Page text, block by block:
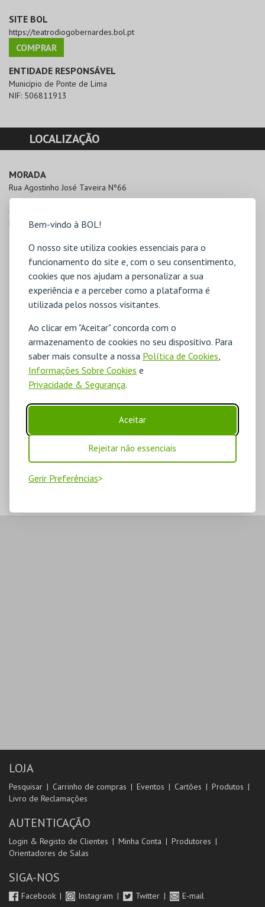
Bem-vindo à BOL!
O nosso site utiliza cookies essenciais para o
funcionamento do site e, com o seu consentimento,
cookies que nos ajudam a personalizar a sua
experiência e a perceber como a plataforma é
utilizada pelos nossos visitantes.
Ao clicar em "Aceitar" concorda com o
armazenamento de cookies no seu dispositivo. Para
saber mais consulte a nossa Política de Cookies
Informações Sobre Cookies e
Privacidade & Segurança.
Aceitar
Rejeitar não essenciais
Gerir Preferências
SITE BOL
https://teatrodiogobernardes.bol.pt
COMPRAR
ENTIDADE RESPONSÁVEL
Município de Ponte de Lima
NIF: 506811913
LOCALIZAÇÃO
MORADA
Rua Agostinho José Taveira Nº66
4990-072 Ponte de Lima
Direcções para Teatro Diogo Bernardes
LOJA
Pesquisar Carrinho de compras Eventos Cartões
Produtos
Livro de Reclamações
AUTENTICAÇÃO
Login & Registo de Clientes Minha Conta
Produtores
Orientadores de Salas
SIGA-NOS
Facebook Instagram Twitter E-mail